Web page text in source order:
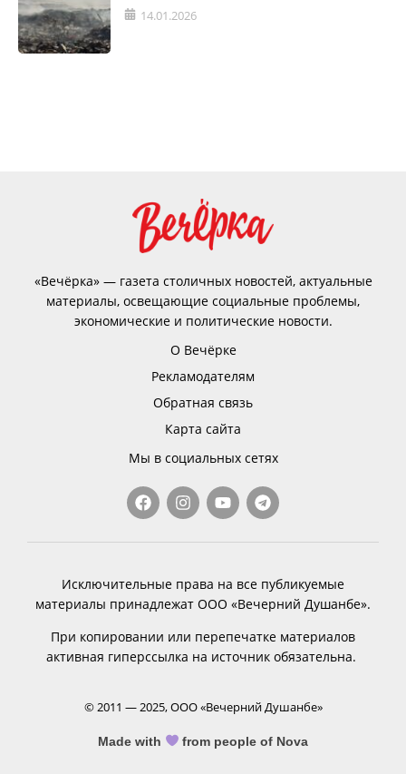
14.01.2026
«Вечёрка» — газета столичных новостей, актуальные
материалы, освещающие социальные проблемы,
экономические и политические новости.
О Вечёрке
Рекламодателям
Обратная связь
Карта сайта
Мы в социальных сетях
Исключительные права на все публикуемые
материалы принадлежат ООО «Вечерний Душанбе».
При копировании или перепечатке материалов
активная гиперссылка на источник обязательна.
© 2011 — 2025, ООО «Вечерний Душанбе»
Made with from people of Nova